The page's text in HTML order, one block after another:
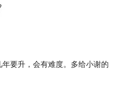
要升，会有难度。多给小谢的